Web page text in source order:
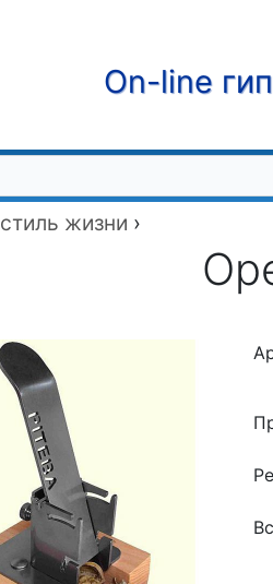
On-line
стиль жизни ›